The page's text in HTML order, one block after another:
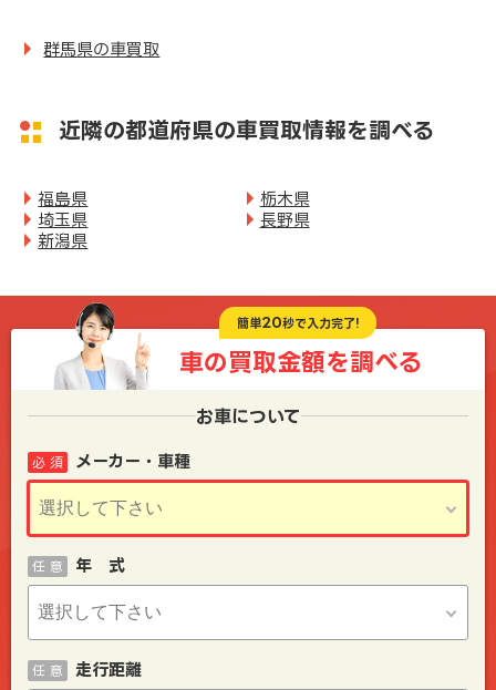
群馬県の車買取
近隣の都道府県の車買取情報を調べる
福島県
栃木県
埼玉県
長野県
新潟県
簡単20秒で入力完了!
車の買取金額を調べる
お車について
メーカー・車種
必 須
年 式
任 意
走行距離
任 意